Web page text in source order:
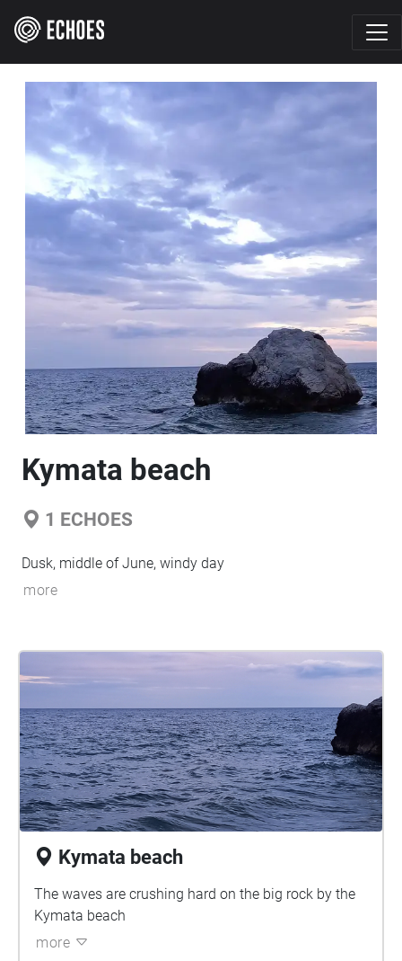
Kymata beach
1 ECHOES
Dusk, middle of June, windy day
more
Kymata beach
The waves are crushing hard on the big rock by the
Kymata beach
more